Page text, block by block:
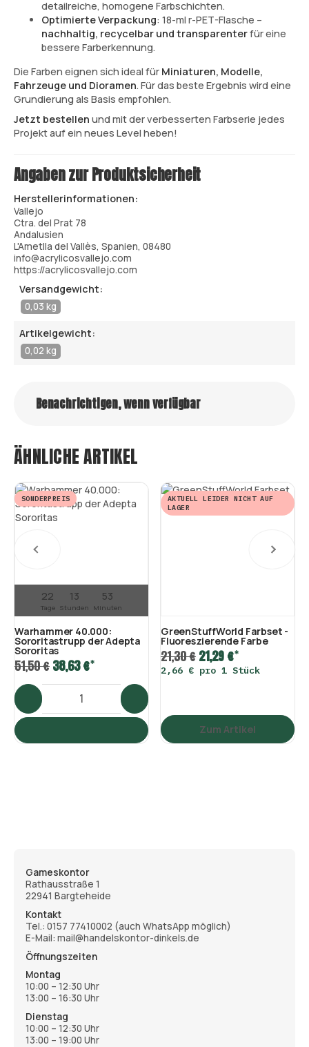
detailreiche, homogene Farbschichten.
Optimierte Verpackung: 18-ml r-PET-Flasche –
nachhaltig, recycelbar und transparenterfür eine
bessere Farberkennung.
Die Farben eignen sich ideal für Miniaturen, Modelle,
Fahrzeuge und Dioramen. Für das beste Ergebnis wird eine
Grundierung als Basis empfohlen.
Jetzt bestellen und mit der verbesserten Farbserie jedes
Projekt auf ein neues Level heben!
Angaben zur Produktsicherheit
Herstellerinformationen:
Vallejo
Ctra. del Prat 78
Andalusien
L'Ametlla del Vallès, Spanien, 08480
info@acrylicosvallejo.com
https://acrylicosvallejo.com
Versandgewicht:
0,03 kg
Artikelgewicht:
0,02 kg
Benachrichtigen, wenn verfügbar
ÄHNLICHE ARTIKEL
22
Tage
13
Stunden
53
Minuten
SONDERPREIS
Warhammer 40.000:
Sororitastrupp der Adepta
Sororitas
51,50 €38,63 €*
AKTUELL LEIDER NICHT AUF
LAGER
GreenStuffWorld Farbset -
Fluoreszierende Farbe
21,30 €21,29 €*
2,66 € pro 1 Stück
Zum Artikel
Gameskontor
Rathausstraße 1
22941 Bargteheide
Kontakt
Tel.: 0157 77410002 (auch WhatsApp möglich)
E-Mail: mail@handelskontor-dinkels.de
Öffnungszeiten
Montag
10:00 – 12:30 Uhr
13:00 – 16:30 Uhr
Dienstag
10:00 – 12:30 Uhr
13:00 – 19:00 Uhr